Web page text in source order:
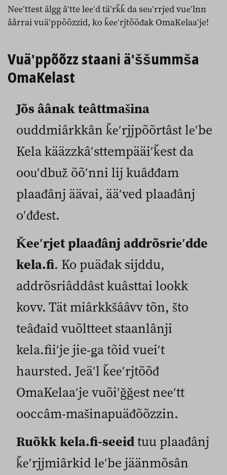
Neeʹttest âlgg âʹtte leeʹd täʹrǩǩ da seuʹrrjed vueʹlnn
åårrai vuäʹppõõzzid, ko ǩeeʹrjtõõđak OmaKelaaʹje!
Vuäʹppõõzz staani äʹššummša
OmaKelast
Jõs âânak teâttmašina
ouddmiârkkân ǩeʹrjjpõõrtâst leʹbe
Kela kääzzkâʹsttempääiʹǩest da
oouʹdbuž õõʹnni lij kuâđđam
plaađânj äävai, ääʹved plaađânj
oʹđđest.
Ǩeeʹrjet plaađânj addrõsrieʹdde
kela.fi. Ko puäđak sijddu,
addrõsriâddâst kuâsttai lookk
kovv. Tät miârkkšââvv tõn, što
teâđaid vuõltteet staanlânji
kela.fiiʹje jie-ǥa tõid vueiʹt
haursted. Jeäʹl ǩeeʹrjtõõđ
OmaKelaaʹje vuõiʹǧǧest neeʹtt
ooccâm-mašinapuäđõõzzin.
Ruõkk kela.fi-seeidtuu plaađânj
ǩeʹrjjmiârkid leʹbe jäänmõsân